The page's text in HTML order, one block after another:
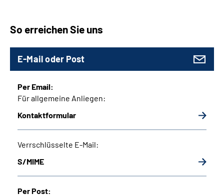
Über Uns
Inhalte in Gebärdensprache (DGS)
Leichte Sprache
Suche
So erreichen Sie uns
E-Mail oder Post
Per Email:
Für allgemeine Anliegen:
Kontaktformular
Verrschlüsselte E-Mail:
S/MIME
Per Post: